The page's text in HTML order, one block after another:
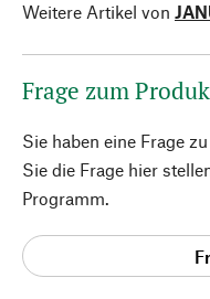
Weitere Artikel von
Frage zum
Sie haben eine Frage
Sie die Frage hier
Programm.